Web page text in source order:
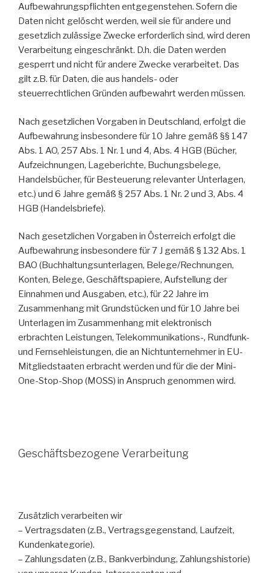
Aufbewahrungspflichten entgegenstehen. Sofern die
Daten nicht gelöscht werden, weil sie für andere und
gesetzlich zulässige Zwecke erforderlich sind, wird deren
Verarbeitung eingeschränkt. D.h. die Daten werden
gesperrt und nicht für andere Zwecke verarbeitet. Das
gilt z.B. für Daten, die aus handels- oder
steuerrechtlichen Gründen aufbewahrt werden müssen.
Nach gesetzlichen Vorgaben in Deutschland, erfolgt die
Aufbewahrung insbesondere für 10 Jahre gemäß §§ 147
Abs. 1 AO, 257 Abs. 1 Nr. 1 und 4, Abs. 4 HGB (Bücher,
Aufzeichnungen, Lageberichte, Buchungsbelege,
Handelsbücher, für Besteuerung relevanter Unterlagen,
etc.) und 6 Jahre gemäß § 257 Abs. 1 Nr. 2 und 3, Abs. 4
HGB (Handelsbriefe).
Nach gesetzlichen Vorgaben in Österreich erfolgt die
Aufbewahrung insbesondere für 7 J gemäß § 132 Abs. 1
BAO (Buchhaltungsunterlagen, Belege/Rechnungen,
Konten, Belege, Geschäftspapiere, Aufstellung der
Einnahmen und Ausgaben, etc.), für 22 Jahre im
Zusammenhang mit Grundstücken und für 10 Jahre bei
Unterlagen im Zusammenhang mit elektronisch
erbrachten Leistungen, Telekommunikations-, Rundfunk-
und Fernsehleistungen, die an Nichtunternehmer in EU-
Mitgliedstaaten erbracht werden und für die der Mini-
One-Stop-Shop (MOSS) in Anspruch genommen wird.
Geschäftsbezogene Verarbeitung
Zusätzlich verarbeiten wir
– Vertragsdaten (z.B., Vertragsgegenstand, Laufzeit,
Kundenkategorie).
– Zahlungsdaten (z.B., Bankverbindung, Zahlungshistorie)